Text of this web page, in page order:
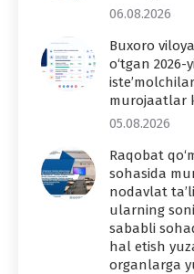
06.08.2026
Buxoro
o‘tgan
murojaatlar
05.08.2026
Raqobat
sohasida
nodavlat
ularning
sababli
hal etish
organlarga